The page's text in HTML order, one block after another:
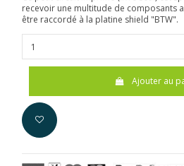
recevoir une multitude de composants
être raccordé à la platine shield "BTW".
Ajouter au